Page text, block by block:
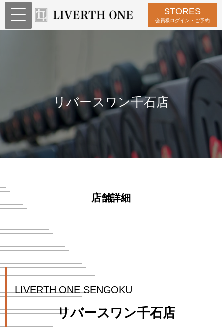
STORES
会員様ログイン・ご予約
リバースワン千石店
店舗詳細
LIVERTH ONE SENGOKU
リバースワン千石店